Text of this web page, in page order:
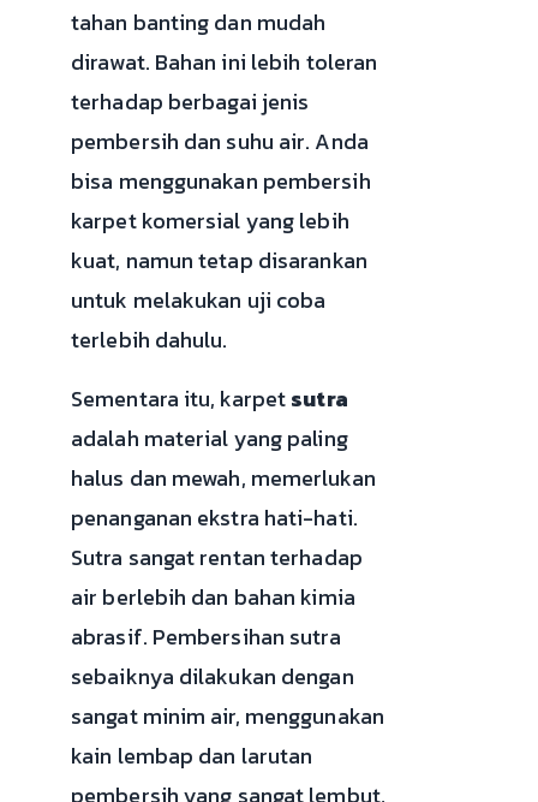
tahan banting dan mudah
dirawat. Bahan ini lebih toleran
terhadap berbagai jenis
pembersih dan suhu air. Anda
bisa menggunakan pembersih
karpet komersial yang lebih
kuat, namun tetap disarankan
untuk melakukan uji coba
terlebih dahulu.
Sementara itu, karpetsutra
adalah material yang paling
halus dan mewah, memerlukan
penanganan ekstra hati-hati.
Sutra sangat rentan terhadap
air berlebih dan bahan kimia
abrasif. Pembersihan sutra
sebaiknya dilakukan dengan
sangat minim air, menggunakan
kain lembap dan larutan
pembersih yang sangat lembut,